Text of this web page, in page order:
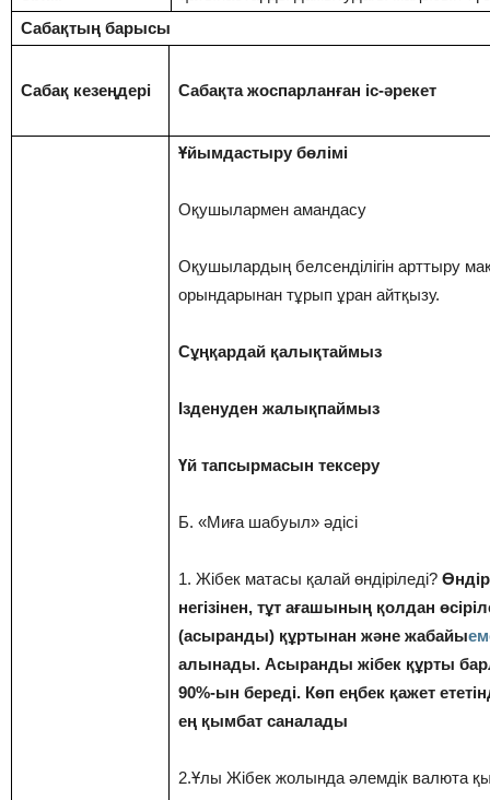
Сабақтың барысы
Сабақ кезеңдері Сабақта жоспарланған іс-әрекет
Ұйымдастыру бөлімі
Оқушылармен амандасу
Оқушылардың белсенділігін арттыру
орындарынан тұрып ұран айтқызу.
Сұңқардай қалықтаймыз
Ізденуден жалықпаймыз
Үй тапсырмасын тексеру
Б. «Миға шабуыл» әдісі
1. Жібек матасы қалай өндіріледі?
негізінен, тұт ағашының қолдан
(асыранды) құртынан және жабайы
алынады. Асыранды жібек құрты
90%-ын береді. Көп еңбек қажет
ең қымбат саналады
2.Ұлы Жібек жолында әлемдік валюта